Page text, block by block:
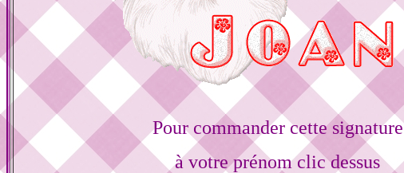
Pour commander cette signature
à votre prénom clic dessus